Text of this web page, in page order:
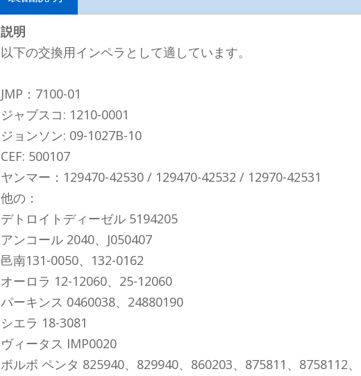
説明
以下の交換用インペラとして適しています。
JMP：7100-01
ジャブスコ: 1210-0001
ジョンソン: 09-1027B-10
CEF: 500107
ヤンマー：129470-42530 / 129470-42532 / 12970-42531
他の：
デトロイトディーゼル 5194205
アンコール 2040、J050407
邑南131-0050、132-0162
オーロラ 12-12060、25-12060
パーキンス 0460038、24880190
シエラ 18-3081
ヴィータス IMP0020
ボルボ ペンタ 825940、829940、860203、875811、8758112